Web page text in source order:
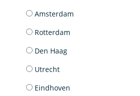
Amsterdam
Rotterdam
Den Haag
Utrecht
Eindhoven